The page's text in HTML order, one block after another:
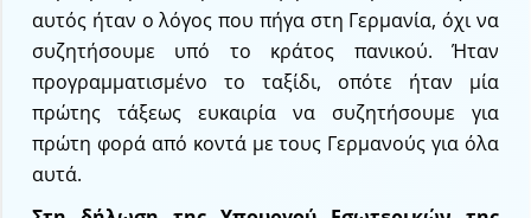
αυτός ήταν ο λόγος που πήγα στη Γερμανία, όχι να
συζητήσουμε υπό το κράτος πανικού. Ήταν
προγραμματισμένο το ταξίδι, οπότε ήταν μία
πρώτης τάξεως ευκαιρία να συζητήσουμε για
πρώτη φορά από κοντά με τους Γερμανούς για όλα
αυτά.